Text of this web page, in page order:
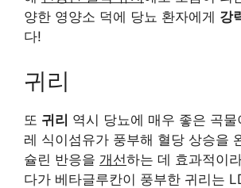
양한 영양소 덕에 당뇨 환자에게 강
다!
귀리
또 귀리 역시 당뇨에 매우 좋은 곡
레 식이섬유가 풍부해 혈당 상승을
슐린 반응을 개선하는 데 효과적이
다가 베타글루칸이 풍부한 귀리는